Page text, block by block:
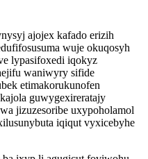
ajojex kafado erizih
wuje okuqosyh
lypasifoxedi iqokyz
waniwyry sifide
etimakorukunofen
guwygexireratajy
jizuzesoribe uxypoholamol
iqiqut vyxicebyhe